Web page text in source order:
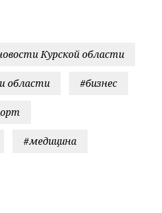
Курской области
области #бизнес
#медицина